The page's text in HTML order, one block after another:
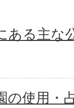
ある主な
の使用・